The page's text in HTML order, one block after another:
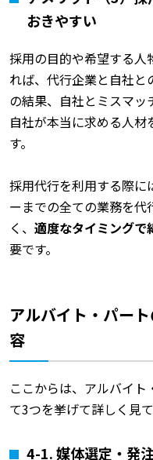
おきやすい
採用の目的や希望する人
れば、代行企業と自社と
の結果、自社とミスマッ
自社が本当に求める人材
す。
採用代行を利用する際に
ーまでの全ての業務を
く、 適度なタイミングで
要です。
アルバイト・パー
容
ここからは、アルバイ
て3つを挙げて詳しく見
4-1.媒体選定・発